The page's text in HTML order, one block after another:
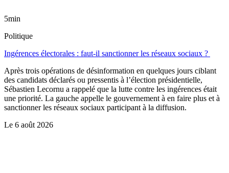
5min
Politique
Ingérences électorales : faut-il sanctionner les réseaux sociaux ?
Après trois opérations de désinformation en quelques jours ciblant
des candidats déclarés ou pressentis à l’élection présidentielle,
Sébastien Lecornu a rappelé que la lutte contre les ingérences était
une priorité. La gauche appelle le gouvernement à en faire plus et à
sanctionner les réseaux sociaux participant à la diffusion.
Le 6 août 2026